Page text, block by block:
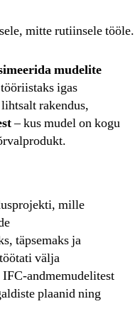
mitte rutiinsele tööle.
mudelite
igas
rakendus,
– kus mudel on kogu
mille
täpsemaks ja
välja
andmemudelitest
plaanid ning